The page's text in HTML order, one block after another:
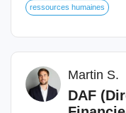
ressources humaines
Martin S.
DAF (